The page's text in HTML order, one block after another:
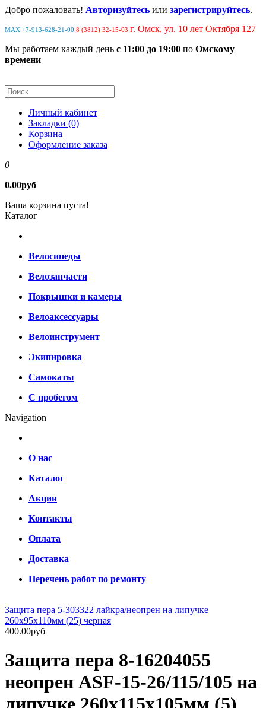
Добро пожаловать! Авторизуйтесь или зарегистрируйтесь.
MAX +7-913-628-21-00 8 (3812) 32-15-03 г. Омск, ул. 10 лет Октября 127
Мы работаем каждый день с 11:00 до 19:00 по Омскому
времени
Личный кабинет
Закладки (0)
Корзина
Оформление заказа
0
0.00руб
Ваша корзина пуста!
Каталог
Велосипеды
Велозапчасти
Покрышки и камеры
Велоаксессуары
Велоинструмент
Экипировка
Самокаты
С пробегом
Navigation
О нас
Каталог
Акции
Контакты
Оплата
Доставка
Перечень работ по ремонту
Защита пера 5-303322 лайкра/неопрен на липучке
260х95х110мм (25) черная
400.00руб
Защита пера 8-16204055
неопрен ASF-15-26/115/105 на